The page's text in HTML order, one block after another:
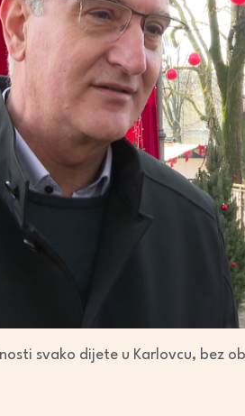
svako dijete u Karlovcu, bez